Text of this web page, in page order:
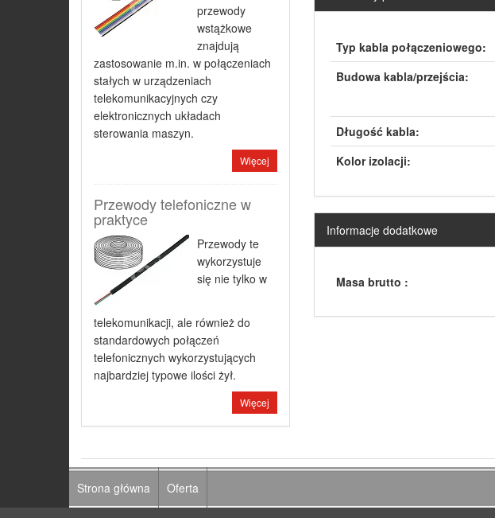
przewody
wstążkowe
znajdują
zastosowanie m.in. w połączeniach
stałych w urządzeniach
telekomunikacyjnych czy
elektronicznych układach
sterowania maszyn.
Więcej
Przewody telefoniczne w
praktyce
Przewody te
wykorzystuje
się nie tylko w
telekomunikacji, ale również do
standardowych połączeń
telefonicznych wykorzystujących
najbardziej typowe ilości żył.
Więcej
Typ kabla połączeniowego:
Budowa kabla/przejścia:
Długość kabla:
Kolor izolacji:
Informacje dodatkowe
Masa brutto :
Strona główna Oferta